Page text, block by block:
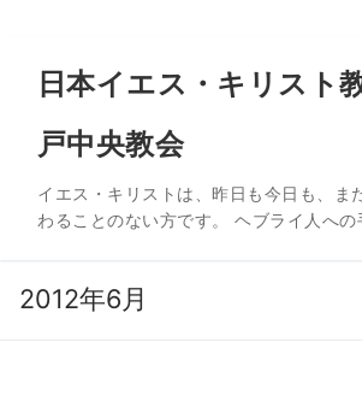
日本イエス・キリスト
戸中央教会
イエス・キリストは、昨日も今日も、ま
わることのない方です。 ヘブライ人への
2012年6月